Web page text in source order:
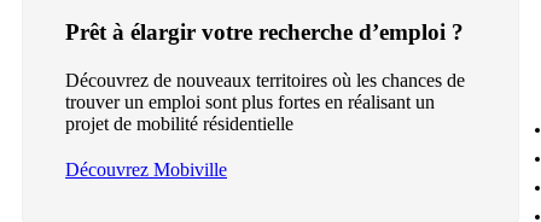
Prêt à élargir votre recherche d’emploi ?
Découvrez de nouveaux territoires où les chances de
trouver un emploi sont plus fortes en réalisant un
projet de mobilité résidentielle
Découvrez Mobiville